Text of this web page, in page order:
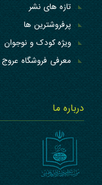
تازه های نشر
پرفروشترین ها
ویژه کودک و نوجوان
معرفی فروشگاه عروج
درباره ما